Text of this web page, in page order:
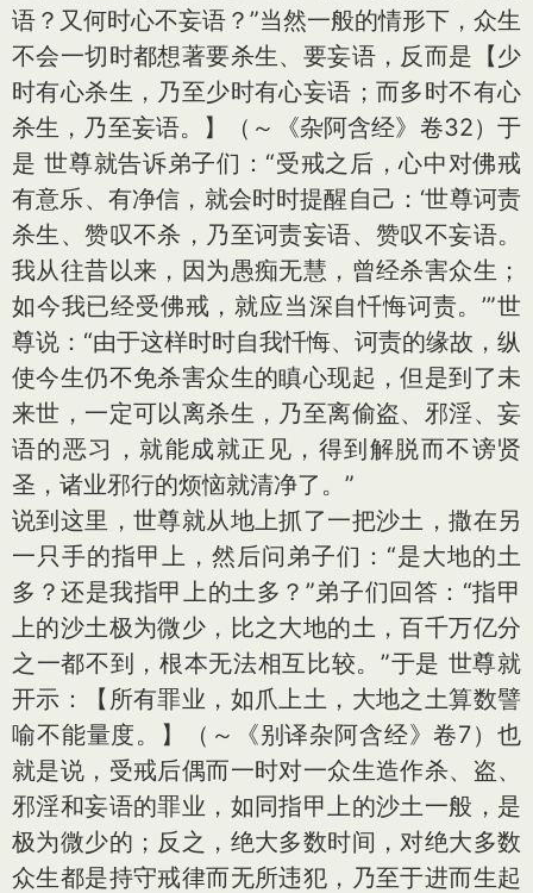
语？又何时心不妄语？”当然一般的情形下，众生
不会一切时都想著要杀生、要妄语，反而是【少
时有心杀生，乃至少时有心妄语；而多时不有心
杀生，乃至妄语。】（～《杂阿含经》卷32）于
是 世尊就告诉弟子们：“受戒之后，心中对佛戒
有意乐、有净信，就会时时提醒自己：‘世尊诃责
杀生、赞叹不杀，乃至诃责妄语、赞叹不妄语。
我从往昔以来，因为愚痴无慧，曾经杀害众生；
如今我已经受佛戒，就应当深自忏悔诃责。’”世
尊说：“由于这样时时自我忏悔、诃责的缘故，纵
使今生仍不免杀害众生的瞋心现起，但是到了未
来世，一定可以离杀生，乃至离偷盗、邪淫、妄
语的恶习，就能成就正见，得到解脱而不谤贤
圣，诸业邪行的烦恼就清净了。”
说到这里，世尊就从地上抓了一把沙土，撒在另
一只手的指甲上，然后问弟子们：“是大地的土
多？还是我指甲上的土多？”弟子们回答：“指甲
上的沙土极为微少，比之大地的土，百千万亿分
之一都不到，根本无法相互比较。”于是 世尊就
开示：【所有罪业，如爪上土，大地之土算数譬
喻不能量度。】（～《别译杂阿含经》卷7）也
就是说，受戒后偶而一时对一众生造作杀、盗、
邪淫和妄语的罪业，如同指甲上的沙土一般，是
极为微少的；反之，绝大多数时间，对绝大多数
众生都是持守戒律而无所违犯，乃至于进而生起